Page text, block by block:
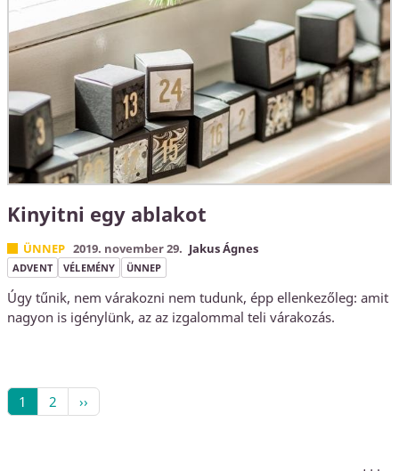
Kinyitni egy ablakot
ÜNNEP 2019. november 29. Jakus Ágnes
ADVENT VÉLEMÉNY ÜNNEP
Úgy tűnik, nem várakozni nem tudunk, épp ellenkezőleg: amit
nagyon is igénylünk, az az izgalommal teli várakozás.
1 2 ››